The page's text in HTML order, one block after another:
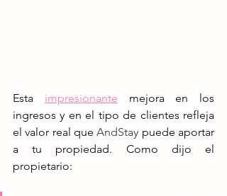
Esta impresionante
mejora en los
ingresos y en el tipo de clientes refleja
el valor real que AndStay puede aportar
a tu propiedad. Como dijo el
propietario: